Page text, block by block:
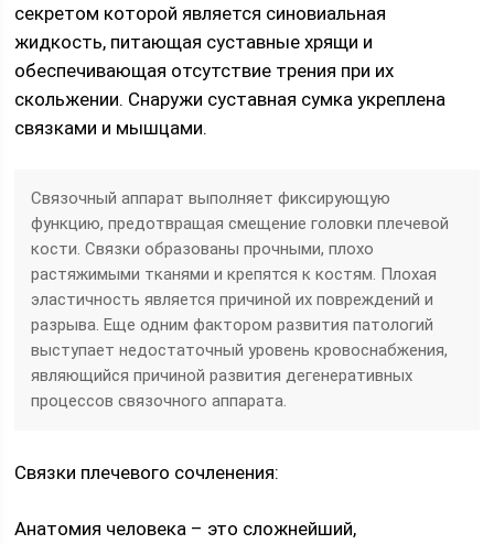
секретом которой является синовиальная
жидкость, питающая суставные хрящи и
обеспечивающая отсутствие трения при их
скольжении. Снаружи суставная сумка укреплена
связками и мышцами.
Связочный аппарат выполняет фиксирующую
функцию, предотвращая смещение головки плечевой
кости. Связки образованы прочными, плохо
растяжимыми тканями и крепятся к костям. Плохая
эластичность является причиной их повреждений и
разрыва. Еще одним фактором развития патологий
выступает недостаточный уровень кровоснабжения,
являющийся причиной развития дегенеративных
процессов связочного аппарата.
Связки плечевого сочленения:
Анатомия человека – это сложнейший,